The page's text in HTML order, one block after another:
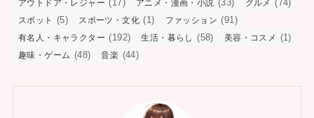
アウトドア・レジャー (17) アニメ・漫画・小説 (33) グルメ (74)
スポット (5) スポーツ・文化 (1) ファッション (91)
有名人・キャラクター (192) 生活・暮らし (58) 美容・コスメ (1)
趣味・ゲーム (48) 音楽 (44)